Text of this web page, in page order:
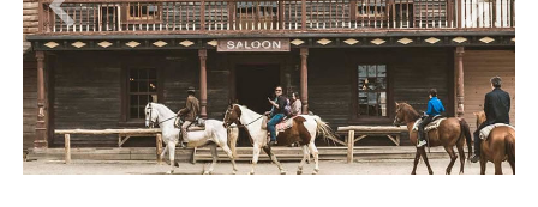
Reservar